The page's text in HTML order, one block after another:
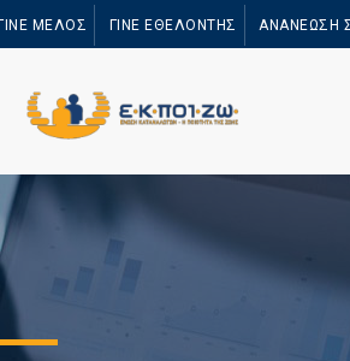
προς το
ΜΕΛΟΣ ΓΙΝΕ ΕΘΕΛΟΝΤΗΣ ΑΝΑΝΕΩΣΗ